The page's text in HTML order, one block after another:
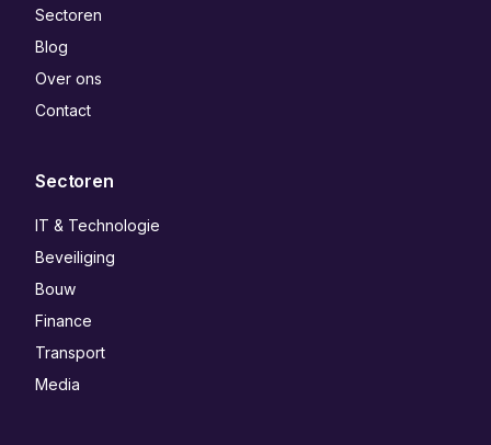
Sectoren
Blog
Over ons
Contact
Sectoren
IT & Technologie
Beveiliging
Bouw
Finance
Transport
Media